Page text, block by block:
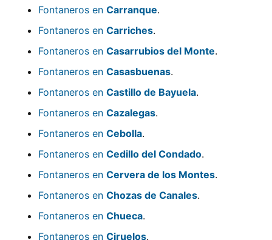
Fontaneros en Carranque.
Fontaneros en Carriches.
Fontaneros en Casarrubios del Monte.
Fontaneros en Casasbuenas.
Fontaneros en Castillo de Bayuela.
Fontaneros en Cazalegas.
Fontaneros en Cebolla.
Fontaneros en Cedillo del Condado.
Fontaneros en Cervera de los Montes.
Fontaneros en Chozas de Canales.
Fontaneros en Chueca.
Fontaneros en Ciruelos.